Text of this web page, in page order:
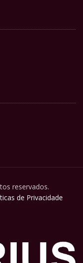
reservados.
de Privacidade